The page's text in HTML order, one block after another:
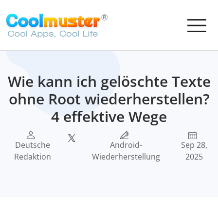
Wie kann ich gelöschte Texte
ohne Root wiederherstellen?
4 effektive Wege
Deutsche
Redaktion
Android-
Wiederherstellung
Sep 28,
2025